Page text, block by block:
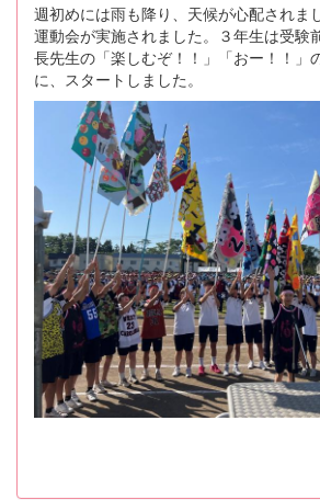
週初めには雨も降り、天候が心配されま
運動会が実施されました。３年生は受験
長先生の「楽しむぞ！！」「おー！！」
に、スタートしました。